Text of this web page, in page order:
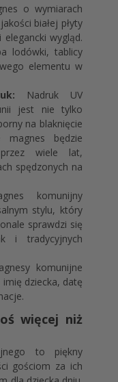
o wymiarach
białej płyty
wygląd.
lodówki, tablicy
elementu w
Nadruk UV
jest nie tylko
na blaknięcie
będzie
wiele lat,
spędzonych na
komunijny
stylu, który
sprawdzi się
i tradycyjnych
komunijne
dziecka, datę
więcej niż
to piękny
gościom za ich